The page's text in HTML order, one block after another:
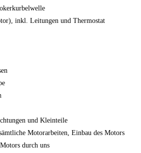
inkl. Leitungen und Thermostat
und Kleinteile
Motorarbeiten, Einbau des Motors
durch uns